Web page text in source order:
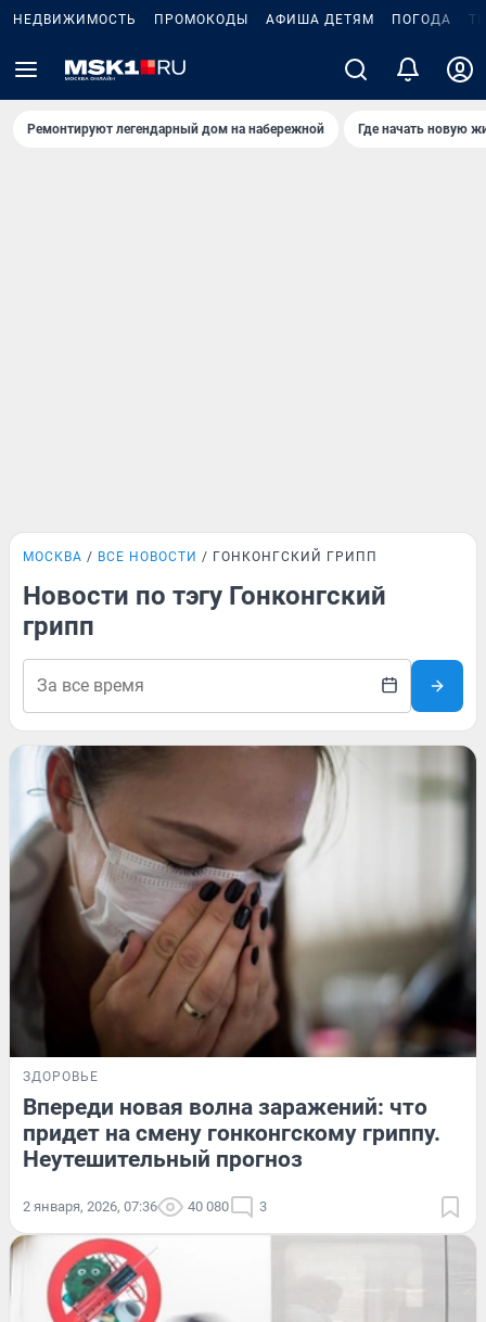
НЕДВИЖИМОСТЬ ПРОМОКОДЫ АФИША ДЕТЯМ ПОГОДА
Ремонтируют легендарный дом на набережной Где начать новую
МОСКВА ВСЕ НОВОСТИ ГОНКОНГСКИЙ ГРИПП
Новости по тэгу Гонконгский
грипп
ЗДОРОВЬЕ
Впереди новая волна заражений: что
придет на смену гонконгскому гриппу.
Неутешительный прогноз
2 января, 2026, 07:36 40 080 3